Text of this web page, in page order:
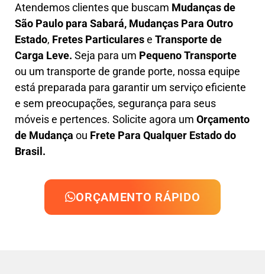
Atendemos clientes que buscam Mudançasde
São Paulo para Sabará, Mudanças Para Outro
Estado, Fretes Particularese Transportede
Carga Leve. Seja para um Pequeno Transporte
ou um transporte de grande porte, nossa equipe
está preparada para garantir um serviço eficiente
e sem preocupações, segurança para seus
móveis e pertences. Solicite agora um Orçamento
de Mudança ou Frete Para Qualquer Estado do
Brasil.
ORÇAMENTO RÁPIDO